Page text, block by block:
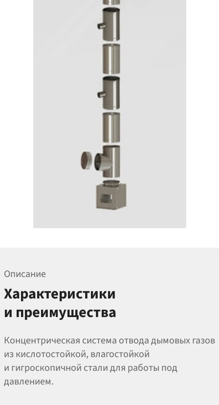
Описание
Характеристики
и преимущества
Концентрическая система отвода дымовых газов
из кислотостойкой, влагостойкой
и гигроскопичной стали для работы под
давлением.